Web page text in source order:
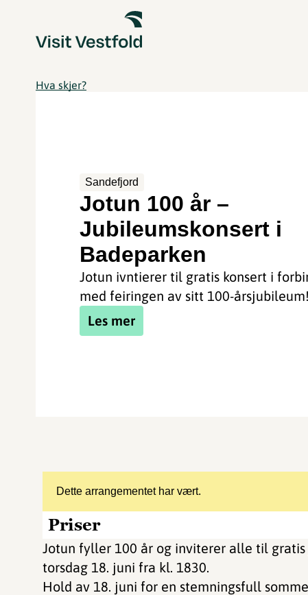
Hva skjer?
Sandefjord
Jotun 100 år –
Jubileumskonsert i
Badeparken
Jotun ivntierer til gratis konsert i
med feiringen av sitt 100-årsjubileum!
Les mer
Dette arrangementet har vært.
Priser
Jotun fyller 100 år og inviterer alle til
torsdag 18. juni fra kl. 1830.
Hold av 18. juni for en stemningsfull